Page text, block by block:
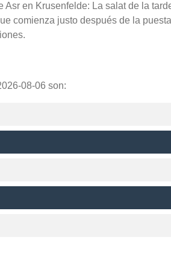
en Krusenfelde: La salat de la
comienza justo después de la
08-06 son: